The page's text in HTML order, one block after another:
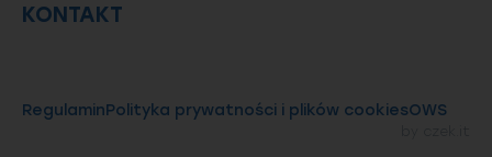
KONTAKT
RegulaminPolityka prywatności i plików cookiesOWS